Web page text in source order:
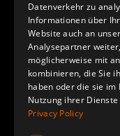
Datenverkehr zu
Informationen über
Website auch an
Analysepartner
möglicherweise mit
kombinieren, die Sie
haben oder die sie im
Nutzung ihrer
Privacy Policy